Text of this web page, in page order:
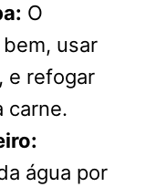
O
usar
e refogar
carne.
água por